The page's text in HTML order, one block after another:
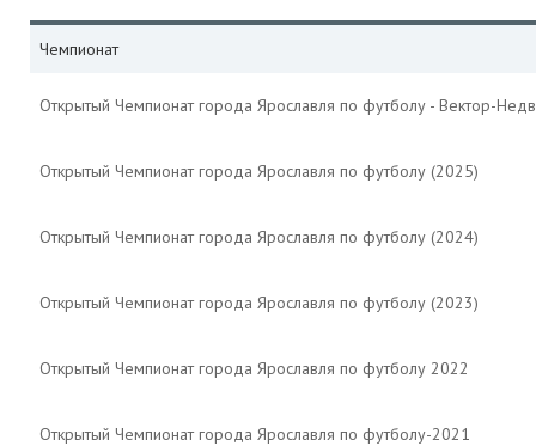
Чемпионат
Открытый Чемпионат города Ярославля по футболу - Вектор-
Открытый Чемпионат города Ярославля по футболу (2025)
Открытый Чемпионат города Ярославля по футболу (2024)
Открытый Чемпионат города Ярославля по футболу (2023)
Открытый Чемпионат города Ярославля по футболу 2022
Открытый Чемпионат города Ярославля по футболу-2021